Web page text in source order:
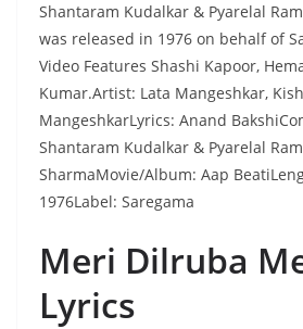
Shantaram Kudalkar & Pyarelal
was released in 1976 on behalf of
Video Features Shashi Kapoor,
Kumar.Artist: Lata Mangeshkar,
MangeshkarLyrics: Anand
Shantaram Kudalkar & Pyarelal
SharmaMovie/Album: Aap
1976Label: Saregama
Meri Dilruba
Lyrics